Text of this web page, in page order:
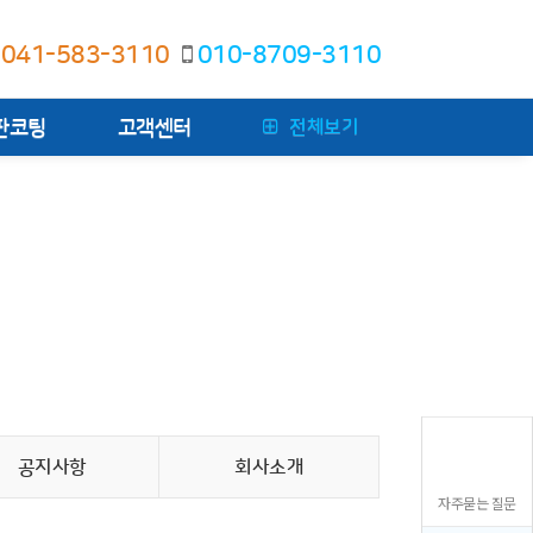
041-583-3110 010-8709-3110
코팅 고객센터 전체보기
공지사항 회사소개
자주묻는 질문